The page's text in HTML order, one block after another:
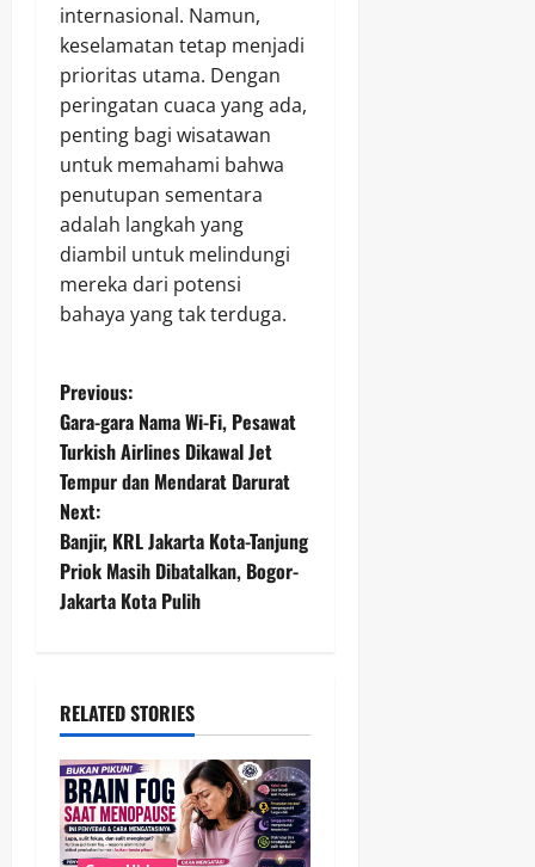
internasional. Namun,
keselamatan tetap menjadi
prioritas utama. Dengan
peringatan cuaca yang ada,
penting bagi wisatawan
untuk memahami bahwa
penutupan sementara
adalah langkah yang
diambil untuk melindungi
mereka dari potensi
bahaya yang tak terduga.
P
o
s
t
n
v
i
g
a
Previous:
Gara-gara Nama Wi-Fi, Pesawat
Turkish Airlines Dikawal Jet
Tempur dan Mendarat Darurat
Next:
Banjir, KRL Jakarta Kota-Tanjung
Priok Masih Dibatalkan, Bogor-
Jakarta Kota Pulih
RELATED STORIES